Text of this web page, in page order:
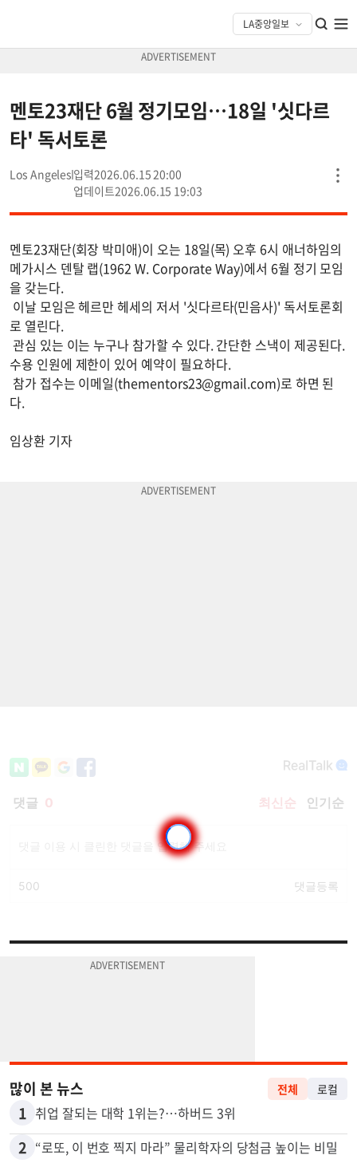
멘토23재단 6월 정기모임…18일 '싯다르
타' 독서토론
Los Angeles
2026.06.15 20:00
2026.06.15 19:03
멘토23재단(회장 박미애)이 오는 18일(목) 오후 6시 애너하임의
메가시스 덴탈 랩(1962 W. Corporate Way)에서 6월 정기 모임
을 갖는다.
이날 모임은 헤르만 헤세의 저서 '싯다르타(민음사)' 독서토론회
로 열린다.
관심 있는 이는 누구나 참가할 수 있다. 간단한 스낵이 제공된다.
수용 인원에 제한이 있어 예약이 필요하다.
참가 접수는 이메일(thementors23@gmail.com)로 하면 된
다.
임상환 기자
1 취업 잘되는 대학 1위는?…하버드 3위